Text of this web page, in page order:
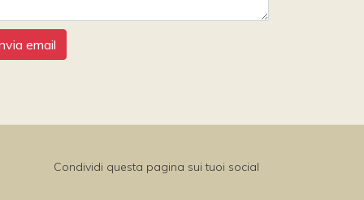
email
Condividi questa pagina sui tuoi social